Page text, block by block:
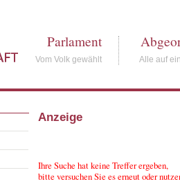
Parlament
Vom Volk gewählt Alle auf
Anzeige
Ihre Suche hat keine Treffer ergeben,
bitte versuchen Sie es erneut oder